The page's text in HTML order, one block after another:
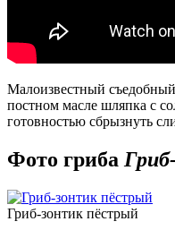
Малоизвестный
постном масле шляпка с
готовностью сбрызнуть
Фото гриба
Гриб-зонтик пёстрый